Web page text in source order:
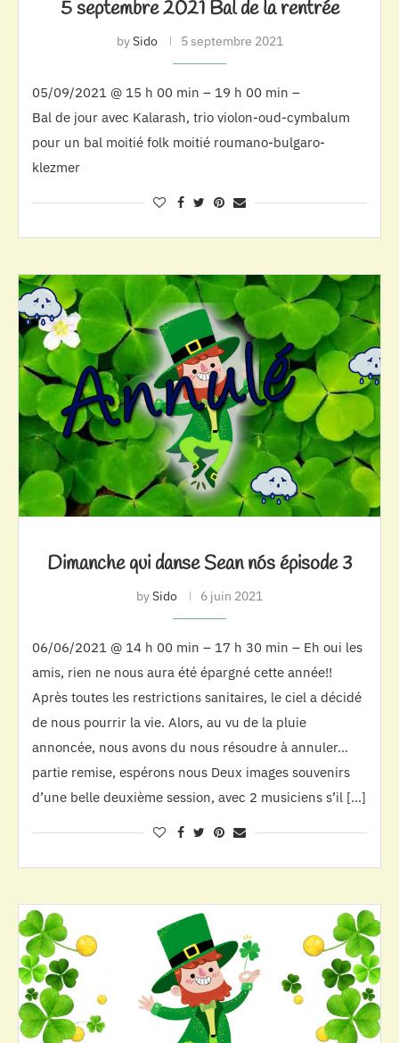
5 septembre 2021 Bal de la rentrée
bySido 5 septembre 2021
05/09/2021 @ 15 h 00 min – 19 h 00 min –
Bal de jour avec Kalarash, trio violon-oud-cymbalum
pour un bal moitié folk moitié roumano-bulgaro-
klezmer
Dimanche qui danse Sean nós épisode 3
bySido 6 juin 2021
06/06/2021 @ 14 h 00 min – 17 h 30 min – Eh oui les
amis, rien ne nous aura été épargné cette année!!
Après toutes les restrictions sanitaires, le ciel a décidé
de nous pourrir la vie. Alors, au vu de la pluie
annoncée, nous avons du nous résoudre à annuler…
partie remise, espérons nous Deux images souvenirs
d’une belle deuxième session, avec 2 musiciens s’il […]